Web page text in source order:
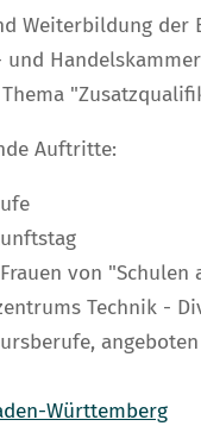
Weiterbildung der
Auftritte:
von "Schulen
Technik -
Württemberg